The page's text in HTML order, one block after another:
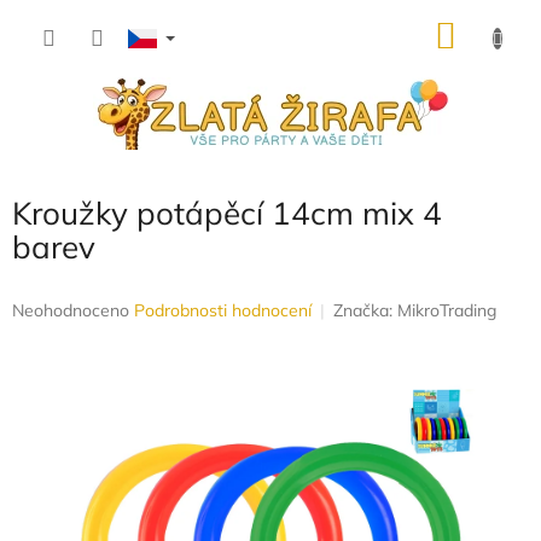
Kroužky potápěcí 14cm mix 4
barev
Průměrné
Neohodnoceno Podrobnosti hodnocení Značka: MikroTrading